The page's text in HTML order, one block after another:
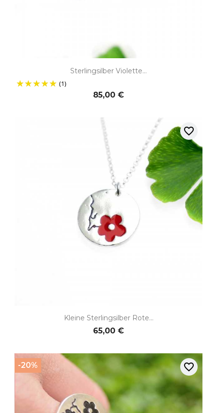
Sterlingsilber Violette...
(1)
85,00 €
Kleine Sterlingsilber Rote...
65,00 €
favorite_border
-20% favorite_border